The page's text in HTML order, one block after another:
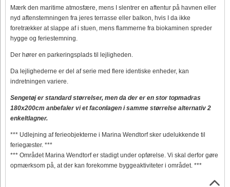
Mærk den maritime atmosfære, mens I slentrer en aftentur på havnen eller
nyd aftenstemningen fra jeres terrasse eller balkon, hvis I da ikke
foretrækker at slappe af i stuen, mens flammerne fra biokaminen spreder
hygge og feriestemning.
Der hører en parkeringsplads til lejligheden.
Da lejlighederne er del af serie med flere identiske enheder, kan
indretningen variere.
Sengetøj er standard størrelser, men da der er en stor topmadras
180x200cm anbefaler vi et faconlagen i samme størrelse alternativ 2
enkeltlagner.
*** Udlejning af ferieobjekterne i Marina Wendtorf sker udelukkende til
feriegæster. ***
*** Området Marina Wendtorf er stadigt under opførelse. Vi skal derfor gøre
opmærksom på, at der kan forekomme byggeaktiviteter i området. ***